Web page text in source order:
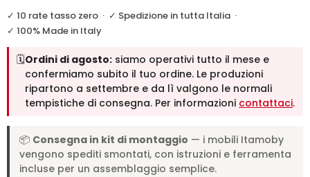
✓ 10 rate tasso zero · ✓ Spedizione in tutta Italia ·
✓ 100% Made in Italy
🗓️Ordini di agosto: siamo operativi tutto il mese e
confermiamo subito il tuo ordine. Le produzioni
ripartono a settembre e da lì valgono le normali
tempistiche di consegna. Per informazioni contattaci.
📦 Consegna in kit di montaggio — i mobili Itamoby
vengono spediti smontati, con istruzioni e ferramenta
incluse per un assemblaggio semplice.